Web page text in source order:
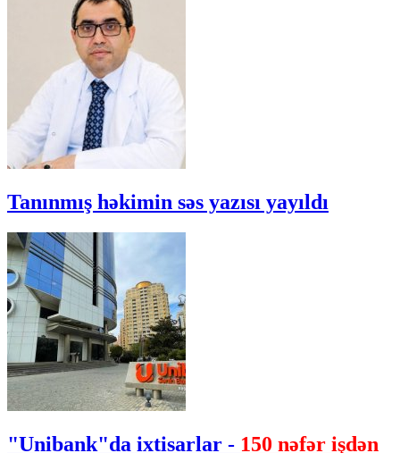
Tanınmış həkimin səs yazısı yayıldı
"Unibank"da ixtisarlar - 150 nəfər işdən